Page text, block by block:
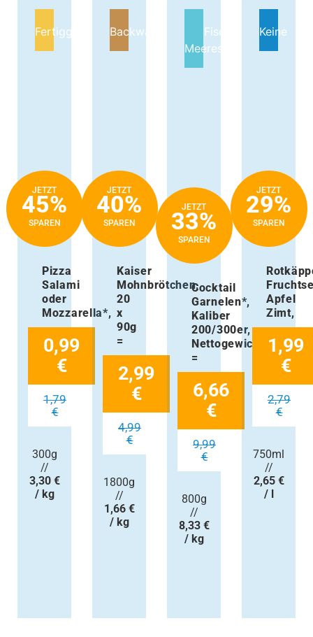
Fertiggerichte
JETZT
45%
SPAREN
Pizza
Salami
oder
Mozzarella*,
0,99
€
1,79
€
300g
//
3,30 €
/ kg
Backwaren
JETZT
40%
SPAREN
Kaiser
Mohnbrötchen,
20
x
90g
=
2,99
€
4,99
€
1800g
//
1,66 €
/ kg
Fisch &
Meeresfrüchte
JETZT
33%
SPAREN
Cocktail
Garnelen*,
Kaliber
200/300er,
Nettogewicht
=
6,66
€
9,99
€
800g
//
8,33 €
/ kg
Keine
JETZT
29%
SPAREN
Apfel
Zimt,
1,99
€
2,79
€
750ml
//
2,65 €
/ l